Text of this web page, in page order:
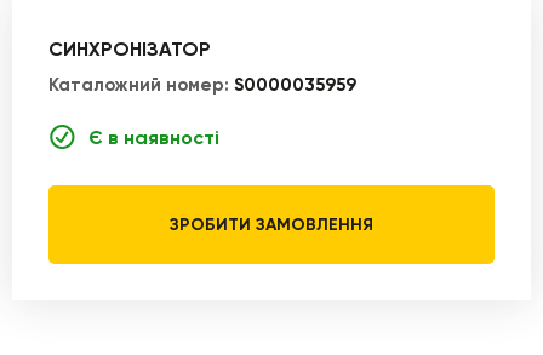
СИНХРОНІЗАТОР
Каталожний номер: S0000035959
Є в наявності
ЗРОБИТИ ЗАМОВЛЕННЯ